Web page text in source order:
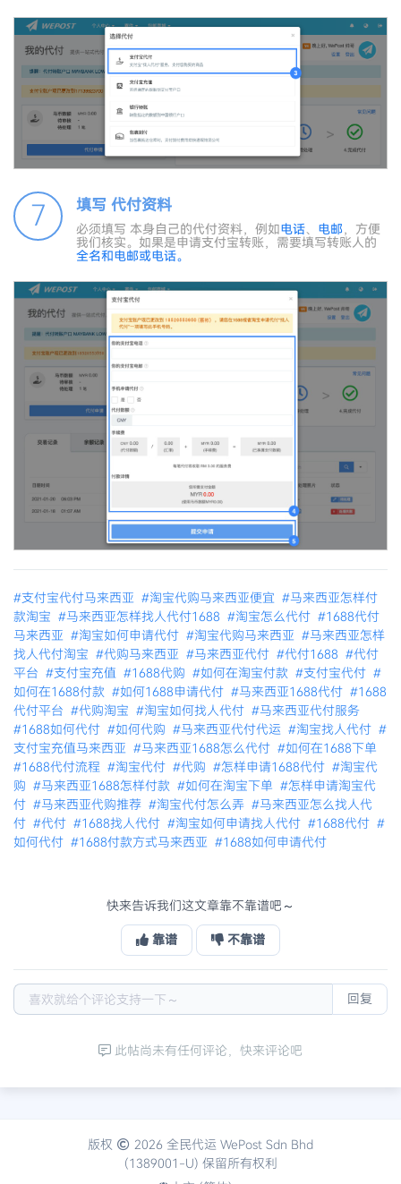
7 填写 代付资料
必须填写 本身自己的代付资料，例如电话、 电邮 ，方便
我们核实。如果是申请支付宝转账，需要填写转账人的
全名和电邮或电话。
#支付宝代付马来西亚 #淘宝代购马来西亚便宜 #马来西亚怎样付
款淘宝 #马来西亚怎样找人代付1688 #淘宝怎么代付 #1688代付
马来西亚 #淘宝如何申请代付 #淘宝代购马来西亚 #马来西亚怎样
找人代付淘宝 #代购马来西亚 #马来西亚代付 #代付1688 #代付
平台 #支付宝充值 #1688代购 #如何在淘宝付款 #支付宝代付 #
如何在1688付款 #如何1688申请代付 #马来西亚1688代付 #1688
代付平台 #代购淘宝 #淘宝如何找人代付 #马来西亚代付服务
#1688如何代付 #如何代购 #马来西亚代付代运 #淘宝找人代付 #
支付宝充值马来西亚 #马来西亚1688怎么代付 #如何在1688下单
#1688代付流程 #淘宝代付 #代购 #怎样申请1688代付 #淘宝代
购 #马来西亚1688怎样付款 #如何在淘宝下单 #怎样申请淘宝代
付 #马来西亚代购推荐 #淘宝代付怎么弄 #马来西亚怎么找人代
付 #代付 #1688找人代付 #淘宝如何申请找人代付 #1688代付 #
如何代付 #1688付款方式马来西亚 #1688如何申请代付
快来告诉我们这文章靠不靠谱吧～
靠谱 不靠谱
回复
此帖尚未有任何评论，快来评论吧
版权
2026 全民代运 WePost Sdn Bhd
(1389001-U) 保留所有权利